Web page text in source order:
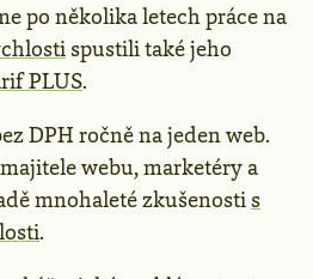
po několika letech práce na
spustili také jeho
PLUS.
DPH ročně na jeden web.
webu, marketéry a
mnohaleté zkušenosti s
.